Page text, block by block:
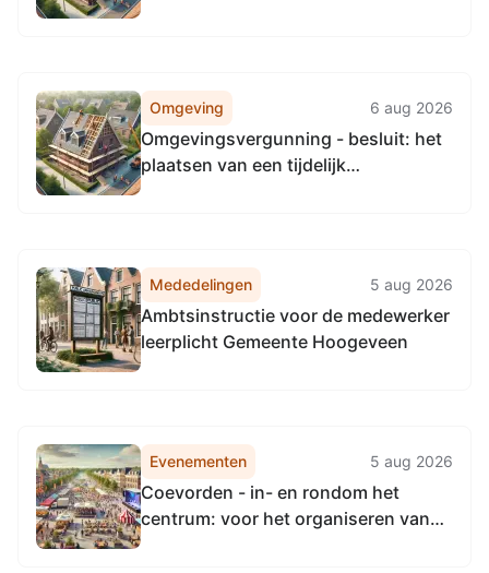
Omgeving 6 aug 2026
Omgevingsvergunning - besluit: het
plaatsen van een tijdelijk
Mededelingen 5 aug 2026
Ambtsinstructie voor de medewerker
leerplicht Gemeente Hoogeveen
Evenementen 5 aug 2026
Coevorden - in- en rondom het
centrum: voor het organiseren van